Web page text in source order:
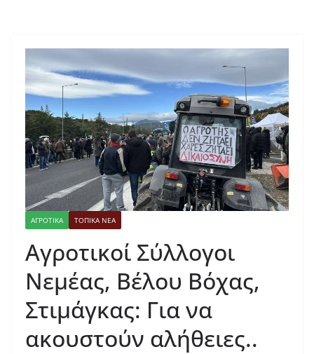
ΑΓΡΟΤΙΚΑ ΤΟΠΙΚΑ ΝΕΑ
Αγροτικοί Σύλλογοι
Νεμέας, Βέλου Βόχας,
Στιμάγκας: Για να
ακουστούν αλήθειες..